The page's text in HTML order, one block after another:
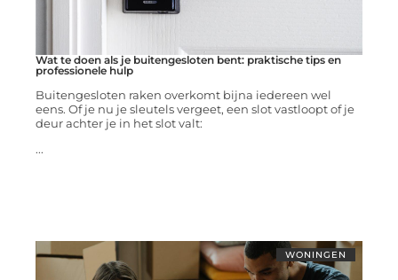
Wat te doen als je buitengesloten bent: praktische tips en
professionele hulp
Buitengesloten raken overkomt bijna iedereen wel
eens. Of je nu je sleutels vergeet, een slot vastloopt of je
deur achter je in het slot valt:
...
WONINGEN